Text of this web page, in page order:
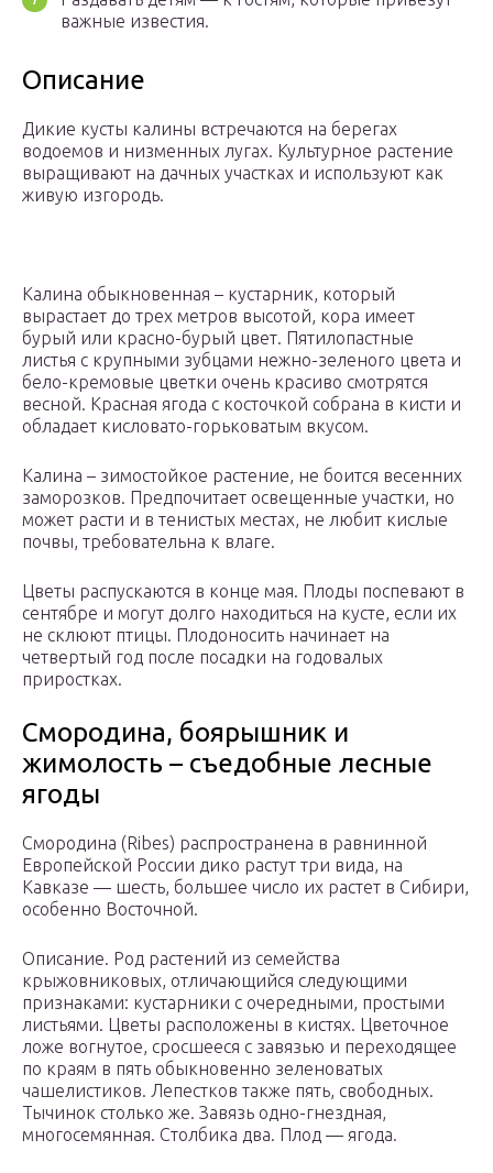
важные известия.
Описание
Дикие кусты калины встречаются на берегах
водоемов и низменных лугах. Культурное растение
выращивают на дачных участках и используют как
живую изгородь.
Калина обыкновенная – кустарник, который
вырастает до трех метров высотой, кора имеет
бурый или красно-бурый цвет. Пятилопастные
листья с крупными зубцами нежно-зеленого цвета и
бело-кремовые цветки очень красиво смотрятся
весной. Красная ягода с косточкой собрана в кисти и
обладает кисловато-горьковатым вкусом.
Калина – зимостойкое растение, не боится весенних
заморозков. Предпочитает освещенные участки, но
может расти и в тенистых местах, не любит кислые
почвы, требовательна к влаге.
Цветы распускаются в конце мая. Плоды поспевают в
сентябре и могут долго находиться на кусте, если их
не склюют птицы. Плодоносить начинает на
четвертый год после посадки на годовалых
приростках.
Смородина, боярышник и
жимолость – съедобные лесные
ягоды
Смородина (Ribes) распространена в равнинной
Европейской России дико растут три вида, на
Кавказе — шесть, большее число их растет в Сибири,
особенно Восточной.
Описание. Род растений из семейства
крыжовниковых, отличающийся следующими
признаками: кустарники с очередными, простыми
листьями. Цветы расположены в кистях. Цветочное
ложе вогнутое, сросшееся с завязью и переходящее
по краям в пять обыкновенно зеленоватых
чашелистиков. Лепестков также пять, свободных.
Тычинок столько же. Завязь одно-гнездная,
многосемянная. Столбика два. Плод — ягода.